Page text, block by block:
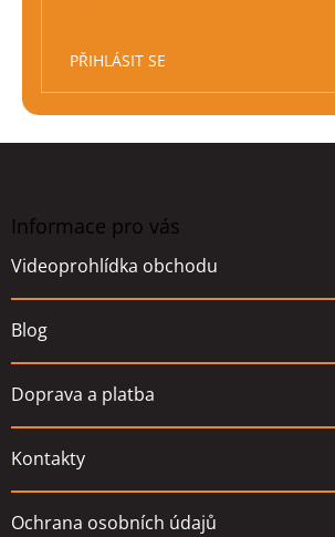
PŘIHLÁSIT SE
Informace pro vás
Videoprohlídka obchodu
Blog
Doprava a platba
Kontakty
Ochrana osobních údajů